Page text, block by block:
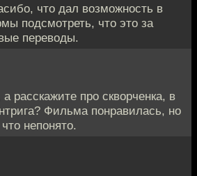
что дал возможность в
подсмотреть, что это за
переводы.
расскажите про скворченка, в
Фильма понравилась, но
непонято.